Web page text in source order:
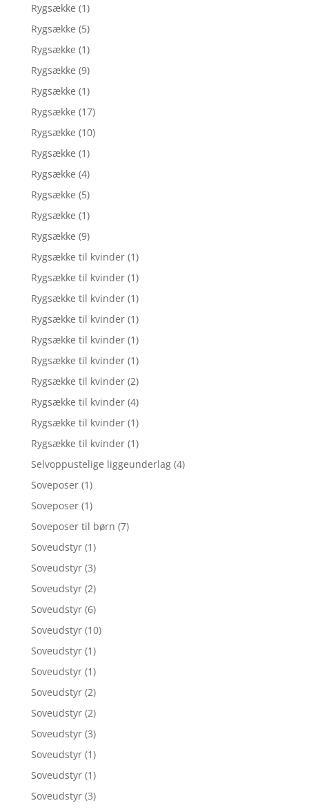
Rygsække (1)
Rygsække (5)
Rygsække (1)
Rygsække (9)
Rygsække (1)
Rygsække (17)
Rygsække (10)
Rygsække (1)
Rygsække (4)
Rygsække (5)
Rygsække (1)
Rygsække (9)
Rygsække til kvinder (1)
Rygsække til kvinder (1)
Rygsække til kvinder (1)
Rygsække til kvinder (1)
Rygsække til kvinder (1)
Rygsække til kvinder (1)
Rygsække til kvinder (2)
Rygsække til kvinder (4)
Rygsække til kvinder (1)
Rygsække til kvinder (1)
Selvoppustelige liggeunderlag (4)
Soveposer (1)
Soveposer (1)
Soveposer til børn (7)
Soveudstyr (1)
Soveudstyr (3)
Soveudstyr (2)
Soveudstyr (6)
Soveudstyr (10)
Soveudstyr (1)
Soveudstyr (1)
Soveudstyr (2)
Soveudstyr (2)
Soveudstyr (3)
Soveudstyr (1)
Soveudstyr (1)
Soveudstyr (3)